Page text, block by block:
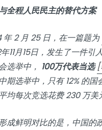
全程人民民主的替代方案
年 2 月 25 日，在一篇题为
11月15日，发生了一件
选举中， 100万代表当选
期选举中，只有 12% 的
均每次竞选花费 230 万美
成鲜明对比的是，中国的